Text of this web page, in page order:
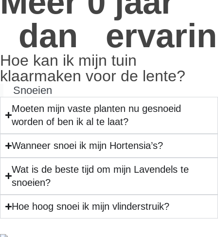
dan
Hoe kan ik mijn tuin
klaarmaken voor de lente?
Snoeien
Moeten mijn vaste planten nu gesnoeid
worden of ben ik al te laat?
Wanneer snoei ik mijn Hortensia’s?
Wat is de beste tijd om mijn Lavendels te
snoeien?
Hoe hoog snoei ik mijn vlinderstruik?